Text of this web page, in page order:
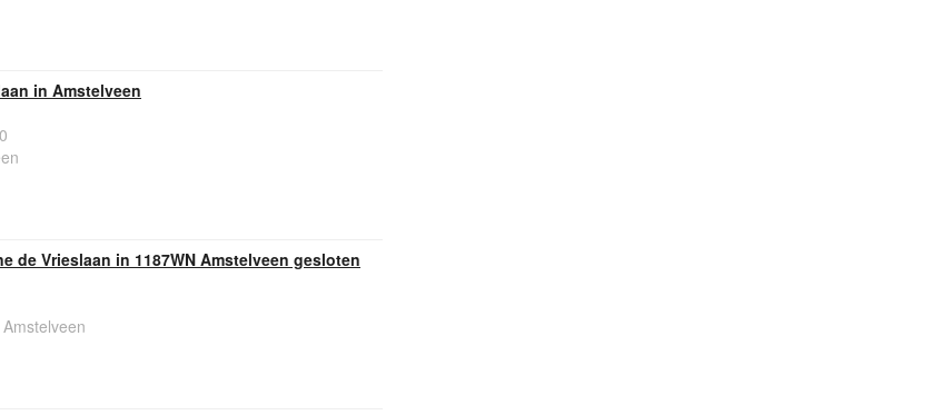
in Amstelveen
de Vrieslaan in 1187WN Amstelveen gesloten